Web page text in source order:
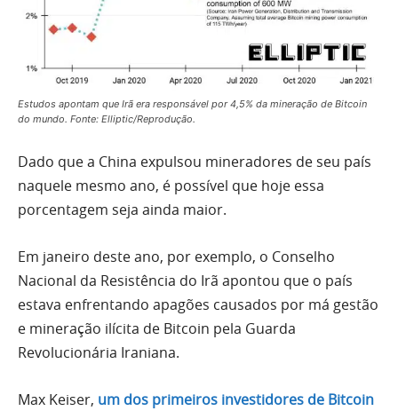
Estudos apontam que Irã era responsável por 4,5% da mineração de Bitcoin
do mundo. Fonte: Elliptic/Reprodução.
Dado que a China expulsou mineradores de seu país
naquele mesmo ano, é possível que hoje essa
porcentagem seja ainda maior.
Em janeiro deste ano, por exemplo, o Conselho
Nacional da Resistência do Irã apontou que o país
estava enfrentando apagões causados por má gestão
e mineração ilícita de Bitcoin pela Guarda
Revolucionária Iraniana.
Max Keiser, um dos primeiros investidores de Bitcoin